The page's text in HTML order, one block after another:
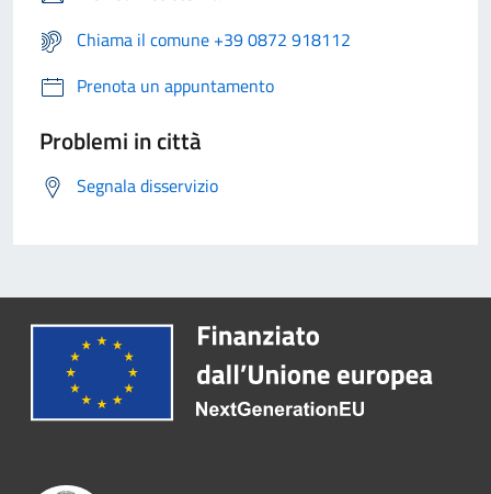
Chiama il comune +39 0872 918112
Prenota un appuntamento
Problemi in città
Segnala disservizio